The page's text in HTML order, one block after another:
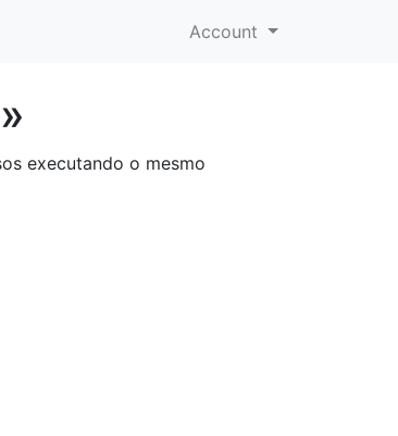
Account
executando o mesmo